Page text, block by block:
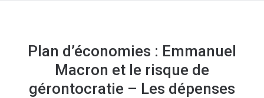
Plan d’économies : Emmanuel
Macron et le risque de
gérontocratie – Les dépenses